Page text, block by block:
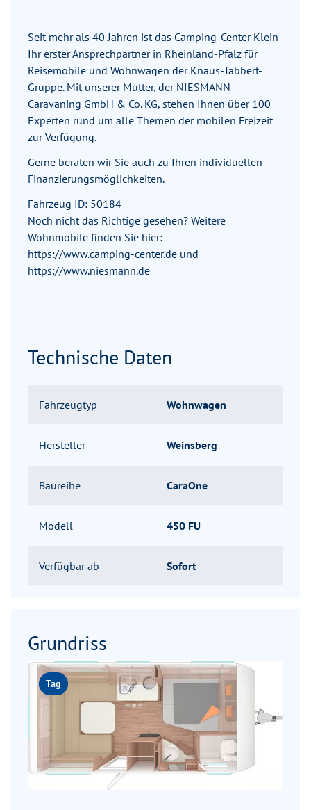
Seit mehr als 40 Jahren ist das Camping-Center Klein
Ihr erster Ansprechpartner in Rheinland-Pfalz für
Reisemobile und Wohnwagen der Knaus-Tabbert-
Gruppe. Mit unserer Mutter, der NIESMANN
Caravaning GmbH & Co. KG, stehen Ihnen über 100
Experten rund um alle Themen der mobilen Freizeit
zur Verfügung.
Gerne beraten wir Sie auch zu Ihren individuellen
Finanzierungsmöglichkeiten.
Fahrzeug ID: 50184
Noch nicht das Richtige gesehen? Weitere
Wohnmobile finden Sie hier:
https://www.camping-center.de und
https://www.niesmann.de
Technische Daten
Fahrzeugtyp Wohnwagen
Hersteller Weinsberg
Baureihe CaraOne
Modell 450 FU
Verfügbar ab Sofort
Grundriss
Tag